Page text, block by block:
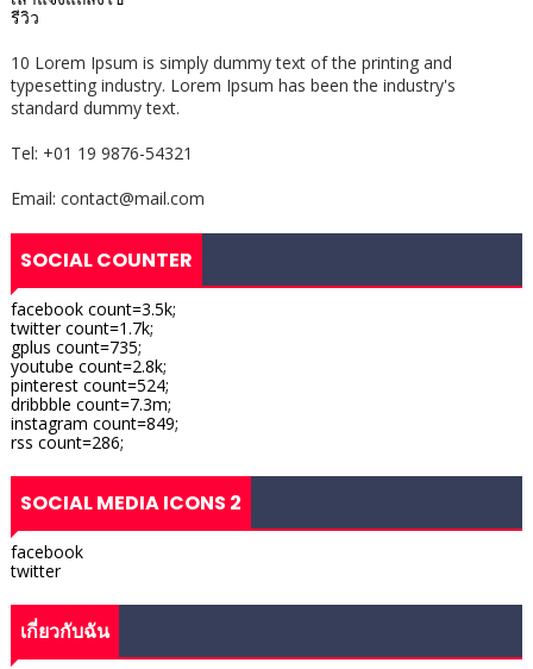
รีวิว
10 Lorem Ipsum is simply dummy text of the printing and
typesetting industry. Lorem Ipsum has been the industry's
standard dummy text.
Tel: +01 19 9876-54321
Email: contact@mail.com
SOCIAL COUNTER
facebook count=3.5k;
twitter count=1.7k;
gplus count=735;
youtube count=2.8k;
pinterest count=524;
dribbble count=7.3m;
instagram count=849;
rss count=286;
SOCIAL MEDIA ICONS 2
facebook
twitter
เกี่ยวกับฉัน